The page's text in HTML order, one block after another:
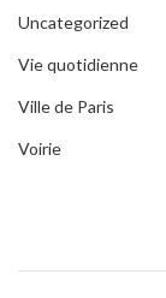
Uncategorized
Vie quotidienne
Ville de Paris
Voirie